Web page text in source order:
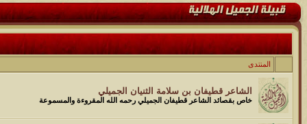
الموضوع
إثـبت وجـودك , لآتقرأ وترحل ,شآرك بـ رد أو موضوع !!
موقع يعلمك التجويد خطوة بخطوة بالصوت والصوره...
الموضوع
المنتدى
الشاعر قطيفان بن سلامة الثنيان الجميلي
خاص بقصائد الشاعر قطيفان الجميلي رحمه الله المقروءة والمسموعة